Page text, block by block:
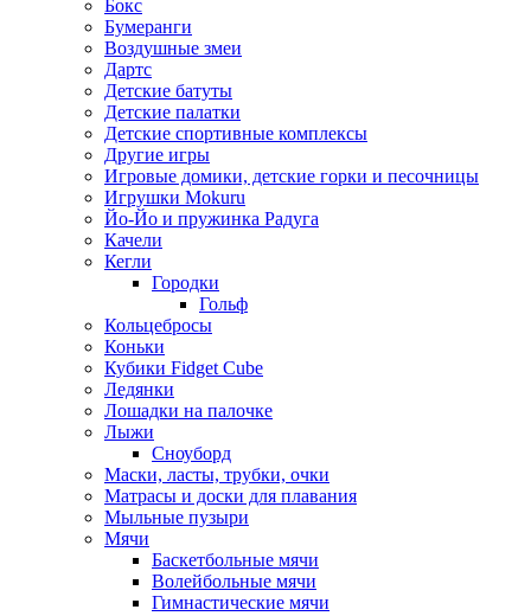
Бокс
Бумеранги
Воздушные змеи
Дартс
Детские батуты
Детские палатки
Детские спортивные комплексы
Другие игры
Игровые домики, детские горки и песочницы
Игрушки Mokuru
Йо-Йо и пружинка Радуга
Качели
Кегли
Городки
Гольф
Кольцебросы
Коньки
Кубики Fidget Cube
Ледянки
Лошадки на палочке
Лыжи
Сноуборд
Маски, ласты, трубки, очки
Матрасы и доски для плавания
Мыльные пузыри
Мячи
Баскетбольные мячи
Волейбольные мячи
Гимнастические мячи